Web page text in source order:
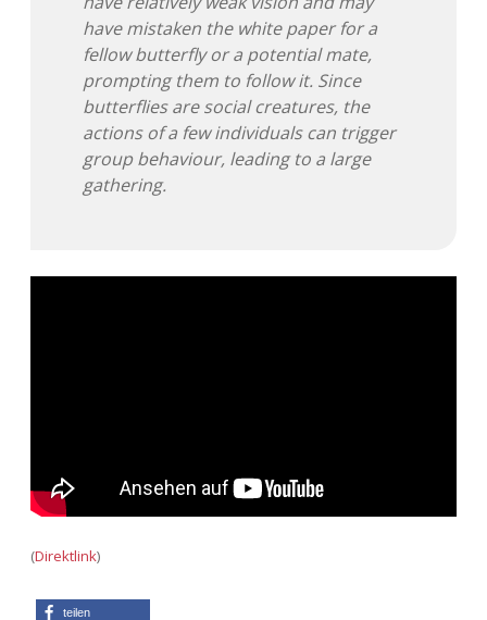
have mistaken the white paper for a
fellow butterfly or a potential mate,
prompting them to follow it. Since
butterflies are social creatures, the
actions of a few individuals can trigger
group behaviour, leading to a large
gathering.
(Direktlink)
teilen